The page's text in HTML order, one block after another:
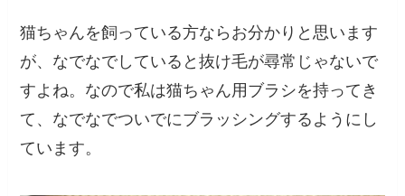
猫ちゃんを飼っている方ならお分かりと思います
が、なでなでしていると抜け毛が尋常じゃないで
すよね。なので私は猫ちゃん用ブラシを持ってき
て、なでなでついでにブラッシングするようにし
ています。